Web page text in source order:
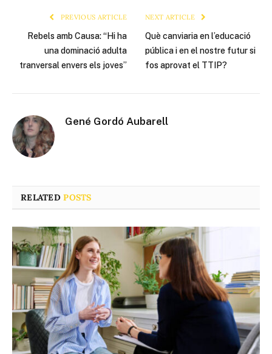
PREVIOUS ARTICLE
Rebels amb Causa: “Hi ha
una dominació adulta
tranversal envers els joves”
NEXT ARTICLE
Què canviaria en l’educació
pública i en el nostre futur si
fos aprovat el TTIP?
Gené Gordó Aubarell
RELATEDPOSTS